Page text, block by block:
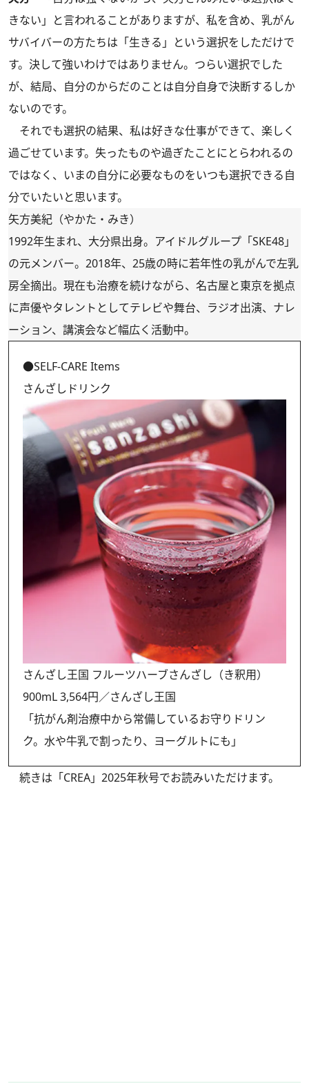
きない」と言われることがありますが、私を含め、乳がん
サバイバーの方たちは「生きる」という選択をしただけで
す。決して強いわけではありません。つらい選択でした
が、結局、自分のからだのことは自分自身で決断するしか
ないのです。
それでも選択の結果、私は好きな仕事ができて、楽しく
過ごせています。失ったものや過ぎたことにとらわれるの
ではなく、いまの自分に必要なものをいつも選択できる自
分でいたいと思います。
矢方美紀（やかた・みき）
1992年生まれ、大分県出身。アイドルグループ「SKE48」
の元メンバー。2018年、25歳の時に若年性の乳がんで左乳
房全摘出。現在も治療を続けながら、名古屋と東京を拠点
に声優やタレントとしてテレビや舞台、ラジオ出演、ナレ
ーション、講演会など幅広く活動中。
●SELF-CARE Items
さんざしドリンク
さんざし王国 フルーツハーブさんざし（き釈用）
900mL 3,564円／さんざし王国
「抗がん剤治療中から常備しているお守りドリン
ク。水や牛乳で割ったり、ヨーグルトにも」
続きは 「CREA」2025年秋号でお読みいただけます。